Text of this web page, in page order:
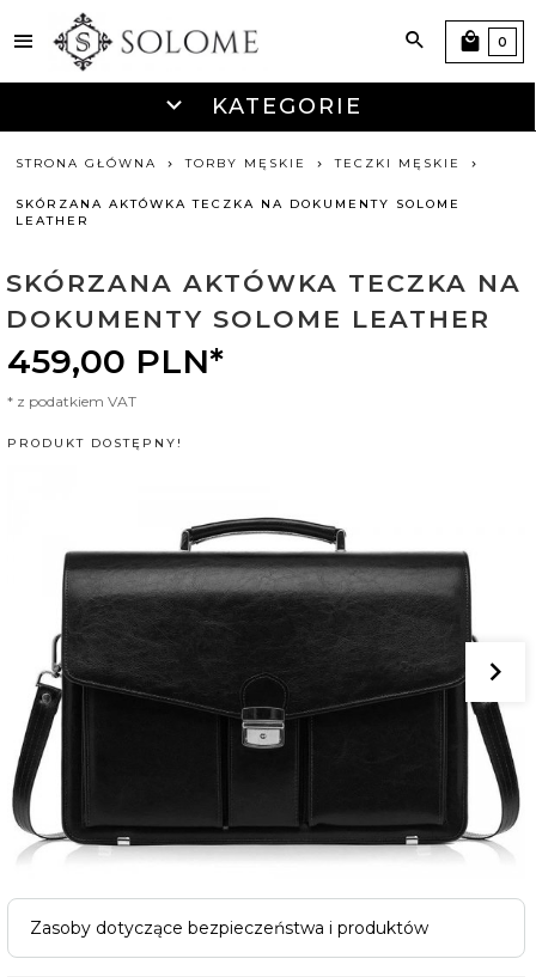
KATEGORIE
0
STRONA GŁÓWNA TORBY MĘSKIE TECZKI MĘSKIE
SKÓRZANA AKTÓWKA TECZKA NA DOKUMENTY SOLOME
LEATHER
SKÓRZANA AKTÓWKA TECZKA NA
DOKUMENTY SOLOME LEATHER
459,00 PLN*
* z podatkiem VAT
PRODUKT DOSTĘPNY!
Zasoby dotyczące bezpieczeństwa i produktów